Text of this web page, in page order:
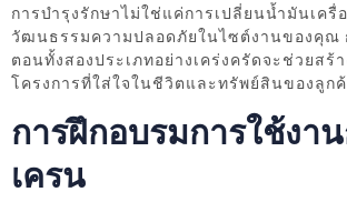
การบำรุงรักษาไม่ใช่แค่การเปลี่ยนน้ำมันเครื่
วัฒนธรรมความปลอดภัยในไซต์งานของคุณ
ตอนทั้งสองประเภทอย่างเคร่งครัดจะช่วยส
โครงการที่ใส่ใจในชีวิตและทรัพย์สินของลูก
การฝึกอบรมการใช้งาน
เครน